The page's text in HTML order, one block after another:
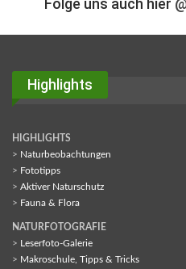
Folge uns auch hier
Highlights
HIGHLIGHTS
> Naturbeobachtungen
> Fototipps
> Aktiver Naturschutz
> Fauna & Flora
NATURFOTOGRAFIE
> Leserfoto-Galerie
> Makroschule, Tipps & Tricks